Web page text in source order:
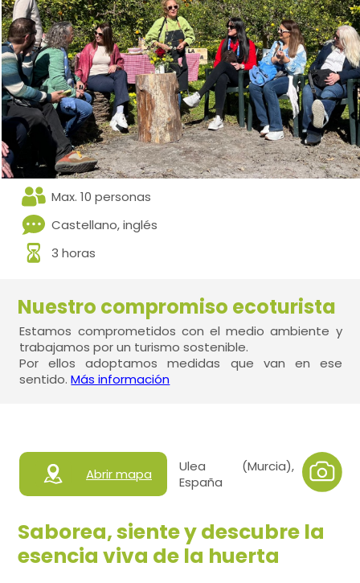
Max. 10 personas
Castellano, inglés
3 horas
Nuestro compromiso ecoturista
Estamos comprometidos con el medio ambiente y
trabajamos por un turismo sostenible.
Por ellos adoptamos medidas que van en ese
sentido.Más información
Abrir mapa
Ulea (Murcia),
España
Saborea, siente y descubre la
esencia viva de la huerta